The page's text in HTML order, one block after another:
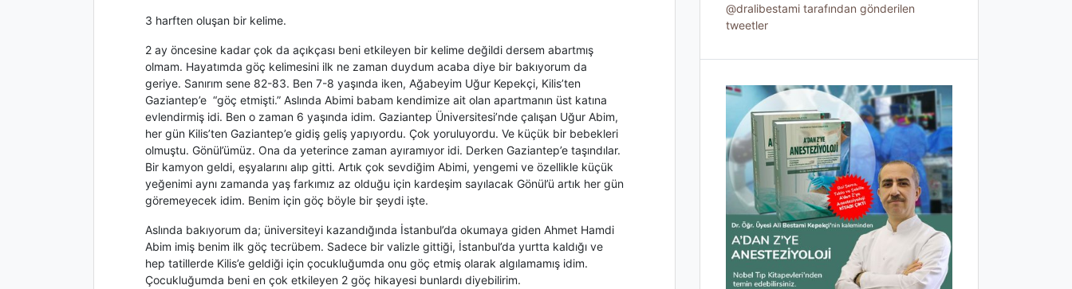
3 harften oluşan bir kelime.
2 ay öncesine kadar çok da açıkçası beni etkileyen bir kelime değildi dersem abartmış
olmam. Hayatımda göç kelimesini ilk ne zaman duydum acaba diye bir bakıyorum da
geriye. Sanırım sene 82-83. Ben 7-8 yaşında iken, Ağabeyim Uğur Kepekçi, Kilis’ten
Gaziantep’e “göç etmişti.” Aslında Abimi babam kendimize ait olan apartmanın üst katına
evlendirmiş idi. Ben o zaman 6 yaşında idim. Gaziantep Üniversitesi’nde çalışan Uğur Abim,
her gün Kilis’ten Gaziantep’e gidiş geliş yapıyordu. Çok yoruluyordu. Ve küçük bir bebekleri
olmuştu. Gönül’ümüz. Ona da yeterince zaman ayıramıyor idi. Derken Gaziantep’e taşındılar.
Bir kamyon geldi, eşyalarını alıp gitti. Artık çok sevdiğim Abimi, yengemi ve özellikle küçük
yeğenimi aynı zamanda yaş farkımız az olduğu için kardeşim sayılacak Gönül’ü artık her gün
göremeyecek idim. Benim için göç böyle bir şeydi işte.
Aslında bakıyorum da; üniversiteyi kazandığında İstanbul’da okumaya giden Ahmet Hamdi
Abim imiş benim ilk göç tecrübem. Sadece bir valizle gittiği, İstanbul’da yurtta kaldığı ve
hep tatillerde Kilis’e geldiği için çocukluğumda onu göç etmiş olarak algılamamış idim.
Çocukluğumda beni en çok etkileyen 2 göç hikayesi bunlardı diyebilirim.
@dralibestami tarafından gönderilen
tweetler